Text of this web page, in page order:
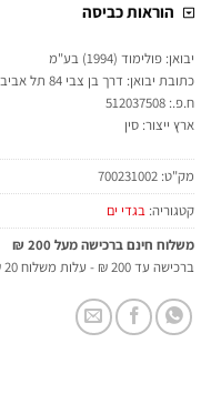
הוראות כביסה
יבואן: פולימוד (1994) בע"מ
כתובת יבואן: דרך בן צבי 84 תל אביב
ח.פ.: 512037508
ארץ ייצור: סין
מק"ט: 700231002
קטגוריה: בגדי ים
משלוח חינם ברכישה מעל 200 ₪
ברכישה עד 200 ₪ - עלות משלוח 20 ₪.